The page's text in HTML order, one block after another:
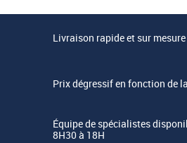
Livraison rapide et sur mesure
Prix dégressif en fonction de
Équipe de spécialistes
8H30 à 18H